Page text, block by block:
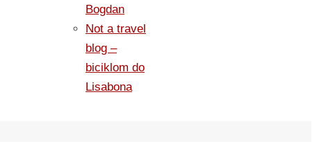
Bogdan
Not a travel
blog –
biciklom do
Lisabona